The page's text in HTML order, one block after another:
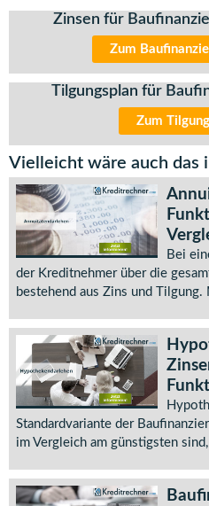
Zinsen für
Zum
Tilgungsplan für
Zum
Vielleicht wäre auch das
Bei
der Kreditnehmer über die
bestehend aus Zins und Tilgung.
Standardvariante der
im Vergleich am günstigsten